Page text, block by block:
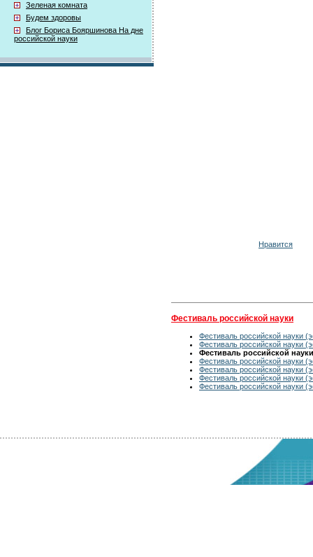
Зеленая комната
Будем здоровы
Блог Бориса Бояршинова На дне
российской науки
Нравится
Фестиваль российской науки
Фестиваль российской науки
Фестиваль российской науки
Фестиваль российской
Фестиваль российской науки
Фестиваль российской науки
Фестиваль российской науки
Фестиваль российской науки